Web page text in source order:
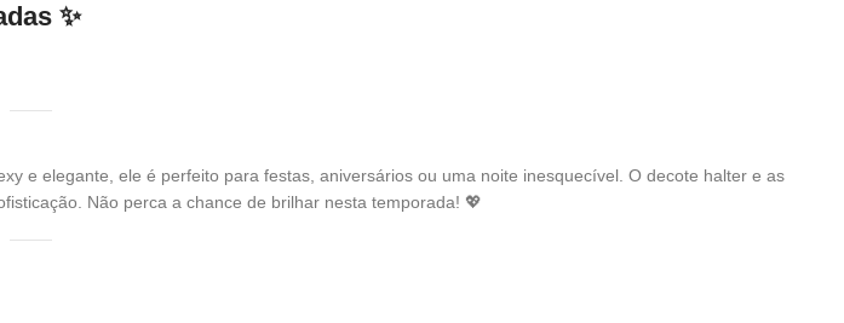
✨
e elegante, ele é perfeito para festas, aniversários ou uma noite inesquecível. O decote halter e as
Não perca a chance de brilhar nesta temporada! 💖